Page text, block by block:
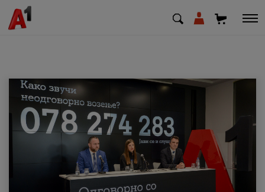
МК EN SQ
Деловни